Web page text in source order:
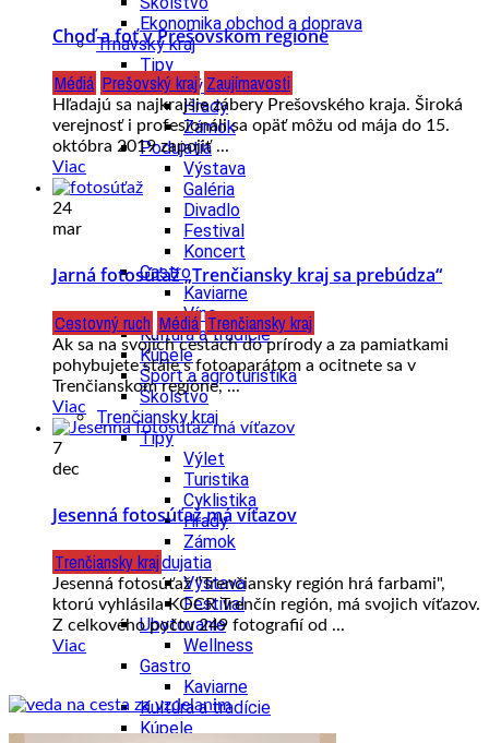
Ekonomika obchod a doprava
Trnavský kraj
Tipy
Výlet
Hrady
Zámok
Podujatia
Výstava
Galéria
Divadlo
Festival
Koncert
Gastro
Kaviarne
Víno
Kultúra a tradície
Kúpele
Šport a agroturistika
Školstvo
Trenčiansky kraj
Tipy
Výlet
Turistika
Cyklistika
Hrady
Zámok
Podujatia
Výstava
Festival
Ubytovanie
Wellness
Gastro
Kaviarne
Kultúra a tradície
Kúpele
Choď a foť v Prešovskom regióne
Médiá Prešovský kraj Zaujímavosti
Hľadajú sa najkrajšie zábery Prešovského kraja. Široká
verejnosť i profesionáli sa opäť môžu od mája do 15.
októbra 2019 zapojiť ...
Viac
24
mar
Jarná fotosúťaž „Trenčiansky kraj sa prebúdza“
Cestovný ruch Médiá Trenčiansky kraj
Ak sa na svojich cestách do prírody a za pamiatkami
pohybujete stále s fotoaparátom a ocitnete sa v
Trenčianskom regióne, ...
Viac
7
dec
Jesenná fotosúťaž má víťazov
Trenčiansky kraj
Jesenná fotosúťaž "Trenčiansky región hrá farbami",
ktorú vyhlásila KOCR Trenčín región, má svojich víťazov.
Z celkového počtu 249 fotografií od ...
Viac